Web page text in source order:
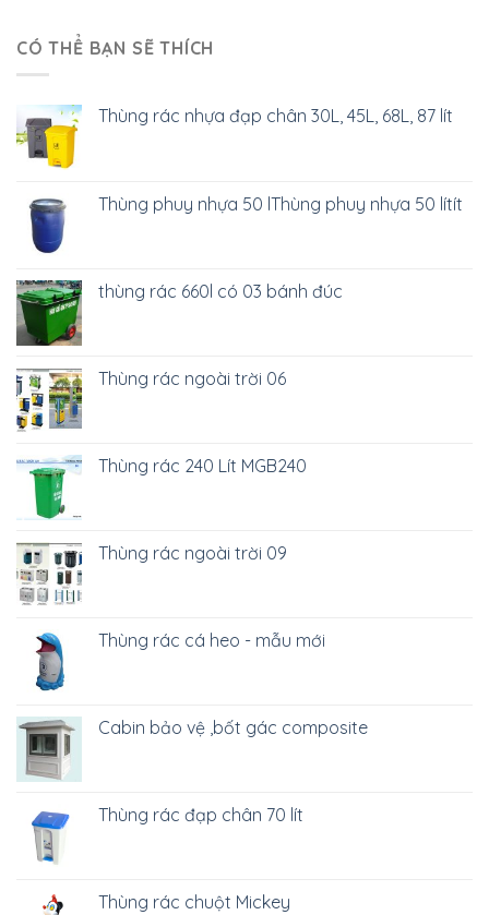
CÓ THỂ BẠN SẼ THÍCH
Thùng rác nhựa đạp chân 30L, 45L, 68L, 87 lít
Thùng phuy nhựa 50 lThùng phuy nhựa 50 lítít
thùng rác 660l có 03 bánh đúc
Thùng rác ngoài trời 06
Thùng rác 240 Lít MGB240
Thùng rác ngoài trời 09
Thùng rác cá heo - mẫu mới
Cabin bảo vệ ,bốt gác composite
Thùng rác đạp chân 70 lít
Thùng rác chuột Mickey